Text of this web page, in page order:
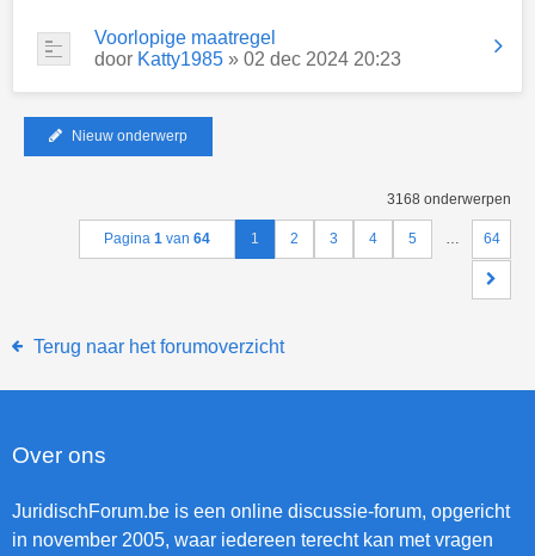
Voorlopige maatregel
door Katty1985 » 02 dec 2024 20:23
Nieuw onderwerp
3168 onderwerpen
Pagina 1 van 64 1 2 3 4 5 … 64
Terug naar het forumoverzicht
Over ons
JuridischForum.be is een online discussie-forum, opgericht
in november 2005, waar iedereen terecht kan met vragen